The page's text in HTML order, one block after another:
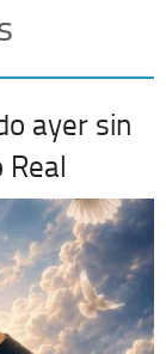
ayer sin